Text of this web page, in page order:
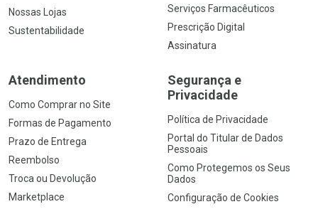
Nossas Lojas
Sustentabilidade
Serviços Farmacêuticos
Prescrição Digital
Assinatura
Atendimento
Como Comprar no Site
Formas de Pagamento
Prazo de Entrega
Reembolso
Troca ou Devolução
Marketplace
Segurança e
Privacidade
Política de Privacidade
Portal do Titular de Dados
Pessoais
Como Protegemos os Seus
Dados
Configuração de Cookies